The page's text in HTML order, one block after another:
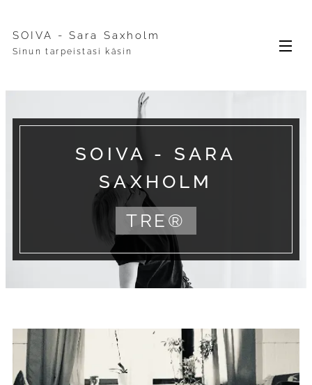
SOIVA - Sara Saxholm
Sinun tarpeistasi käsin
SOIVA - SARA
SAXHOLM
TRE®